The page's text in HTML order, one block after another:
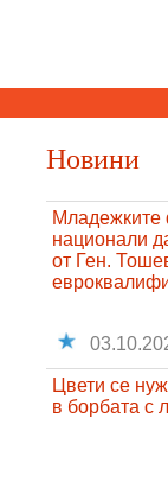
Новини
Младежките
национали
от Ген.
Цвети се
в борбата с